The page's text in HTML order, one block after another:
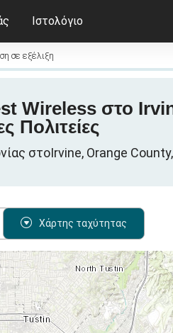
Ιστολόγιο
σε εξέλιξη
Wireless στο
Πολιτείες
στοIrvine, Orange
Χάρτης ταχύτητας